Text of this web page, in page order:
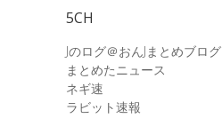
5CH
Jのログ＠おんJまとめブログ
まとめたニュース
ネギ速
ラビット速報